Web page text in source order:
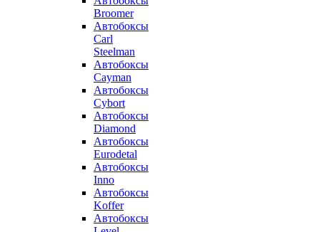
Broomer
Автобоксы
Carl
Steelman
Автобоксы
Cayman
Автобоксы
Cybort
Автобоксы
Diamond
Автобоксы
Eurodetal
Автобоксы
Inno
Автобоксы
Koffer
Автобоксы